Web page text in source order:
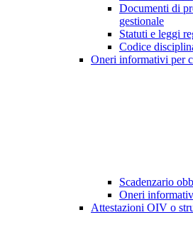
Documenti di
gestionale
Statuti e leggi
Codice
Oneri informativi per
Scadenzario
Oneri
Attestazioni OIV o